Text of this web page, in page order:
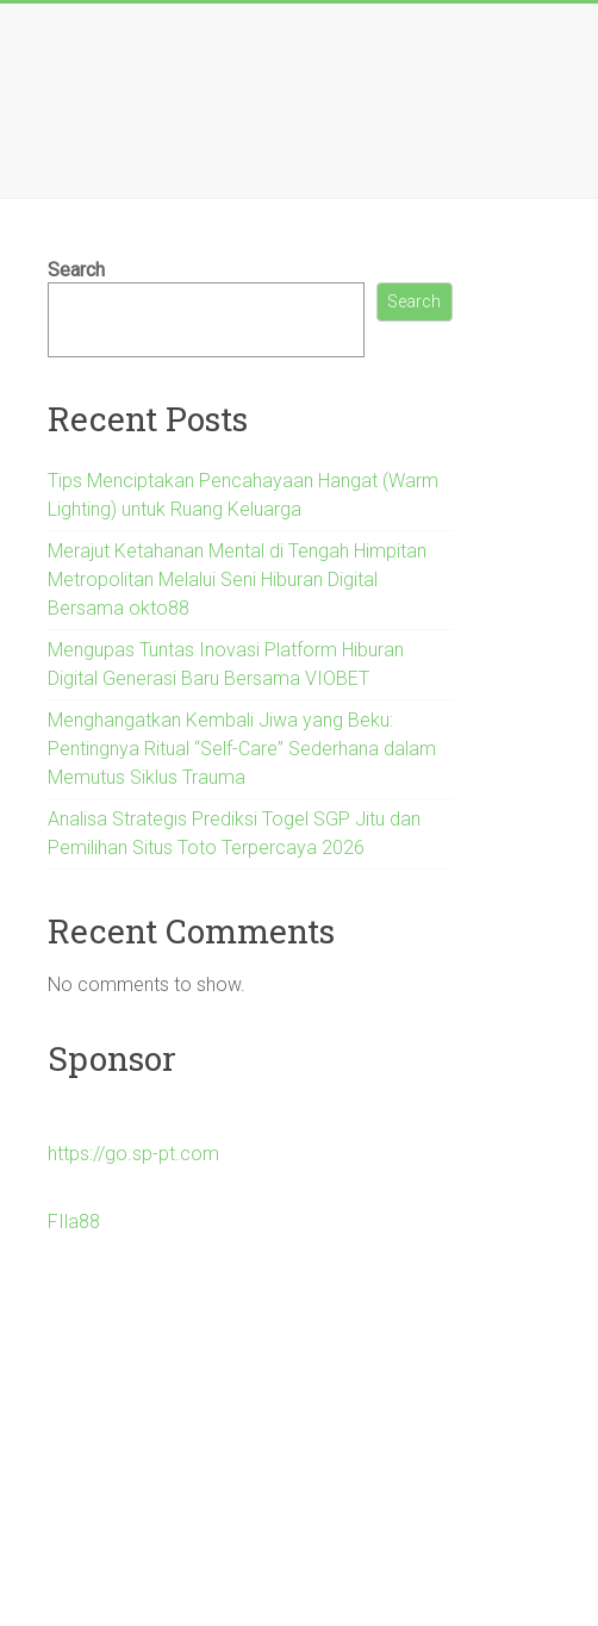
Search
Search
Recent Posts
Tips Menciptakan Pencahayaan Hangat (Warm
Lighting) untuk Ruang Keluarga
Merajut Ketahanan Mental di Tengah Himpitan
Metropolitan Melalui Seni Hiburan Digital
Bersama okto88
Mengupas Tuntas Inovasi Platform Hiburan
Digital Generasi Baru Bersama VIOBET
Menghangatkan Kembali Jiwa yang Beku:
Pentingnya Ritual “Self-Care” Sederhana dalam
Memutus Siklus Trauma
Analisa Strategis Prediksi Togel SGP Jitu dan
Pemilihan Situs Toto Terpercaya 2026
Recent Comments
No comments to show.
Sponsor
https://go.sp-pt.com
FIla88